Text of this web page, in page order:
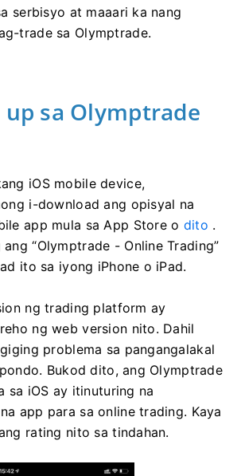
serbisyo at maaari ka nang
trade sa Olymptrade.
up sa Olymptrade
iOS mobile device,
i-download ang opisyal na
app mula sa App Store o dito .
“Olymptrade - Online Trading”
ito sa iyong iPhone o iPad.
ng trading platform ay
ng web version nito. Dahil
problema sa pangangalakal
Bukod dito, ang Olymptrade
sa iOS ay itinuturing na
app para sa online trading. Kaya
rating nito sa tindahan.